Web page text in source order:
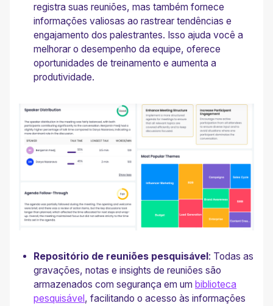
registra suas reuniões, mas também fornece
informações valiosas ao rastrear tendências e
engajamento dos palestrantes. Isso ajuda você a
melhorar o desempenho da equipe, oferece
oportunidades de treinamento e aumenta a
produtividade.
Repositório de reuniões pesquisável: Todas as
gravações, notas e insights de reuniões são
armazenados com segurança em umbiblioteca
pesquisável, facilitando o acesso às informações